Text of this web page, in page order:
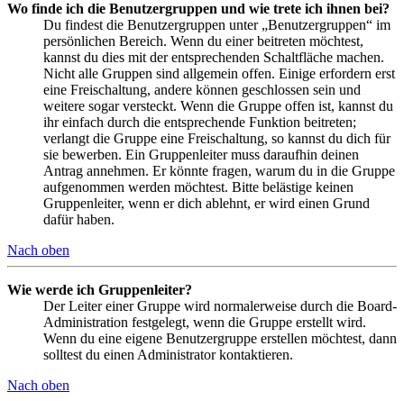
Wo finde ich die Benutzergruppen und wie trete ich ihnen bei?
Du findest die Benutzergruppen unter „Benutzergruppen“ im
persönlichen Bereich. Wenn du einer beitreten möchtest,
kannst du dies mit der entsprechenden Schaltfläche machen.
Nicht alle Gruppen sind allgemein offen. Einige erfordern erst
eine Freischaltung, andere können geschlossen sein und
weitere sogar versteckt. Wenn die Gruppe offen ist, kannst du
ihr einfach durch die entsprechende Funktion beitreten;
verlangt die Gruppe eine Freischaltung, so kannst du dich für
sie bewerben. Ein Gruppenleiter muss daraufhin deinen
Antrag annehmen. Er könnte fragen, warum du in die Gruppe
aufgenommen werden möchtest. Bitte belästige keinen
Gruppenleiter, wenn er dich ablehnt, er wird einen Grund
dafür haben.
Nach oben
Wie werde ich Gruppenleiter?
Der Leiter einer Gruppe wird normalerweise durch die Board-
Administration festgelegt, wenn die Gruppe erstellt wird.
Wenn du eine eigene Benutzergruppe erstellen möchtest, dann
solltest du einen Administrator kontaktieren.
Nach oben